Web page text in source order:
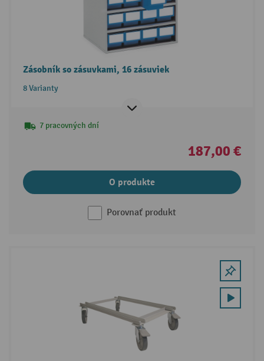
Zásobník so zásuvkami, 16 zásuviek
8 Varianty
7 pracovných dní
187,00 €
O produkte
Porovnať produkt